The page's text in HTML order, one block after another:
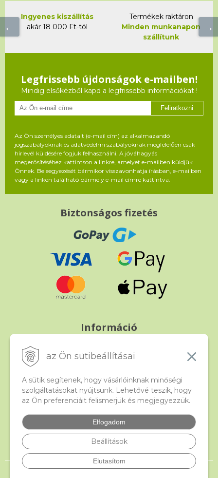
az Ön sütibeállításai
A sütik segítenek, hogy vásárlóinknak minőségi
szolgáltatásokat nyújtsunk. Lehetővé teszik, hogy
az Ön preferenciáit felismerjük és megjegyezzük.
Elfogadom
Beállítások
Elutasítom
Ingyenes kiszállítás
akár 18 000 Ft-tól
Termékek raktáron
Minden munkanapon
szállítunk
Legfrissebb újdonságok e-mailben!
Mindig elsőkézből kapd a legfrissebb információkat !
Feliratkozni
Az Ön személyes adatait (e-mail cím) az alkalmazandó
jogszabályoknak és adatvédelmi szabályoknak megfelelően csak
hírlevél küldésére fogjuk felhasználni. A jóváhagyás
megerősítéséhez kattintson a linkre, amelyet e-mailben küldjük
Önnek. Beleegyezését bármikor visszavonhatja írásban, e-mailben
vagy a linken található bármely e-mail címre kattintva.
Biztonságos fizetés
Információ
Panasz, árucsere és visszáru
Beado
Kapcsolat
Gyakori kérdések
Facebook
© 2026 beado.hu, a gyöngyök webáruháza •NextShop&e-shop Pohoda